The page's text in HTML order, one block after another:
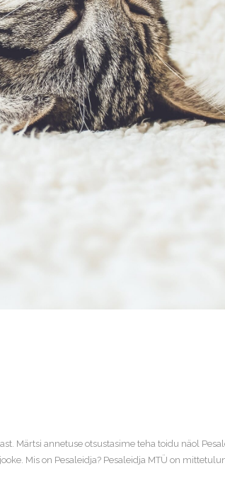
Märtsi annetuse otsustasime teha toidu näol
Mis on Pesaleidja? Pesaleidja MTÜ on